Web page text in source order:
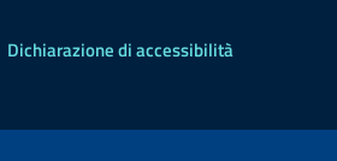
Dichiarazione di accessibilità